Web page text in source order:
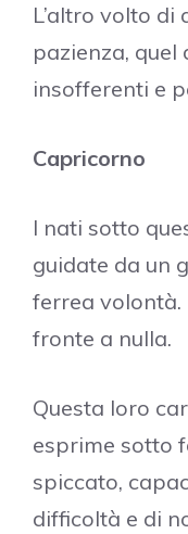
L’altro volto di
pazienza,
insofferenti e
Capricorno
I nati sotto
guidate da un
ferrea
fronte a nulla.
Questa loro
esprime sotto
spiccato,
difficoltà e di